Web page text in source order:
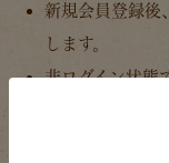
新規会員登録後
します。
非ログイン状態
ご注文件数・